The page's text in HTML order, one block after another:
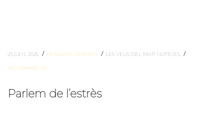
23 GEN. 2025 / BY RADIO VILAFANT / LES VEUS DEL MATÍ NOTÍCIES /
NO COMMENTS
Parlem de l’estrès